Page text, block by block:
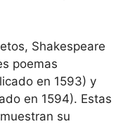
Shakespeare
poemas
en 1593) y
en 1594). Estas
su